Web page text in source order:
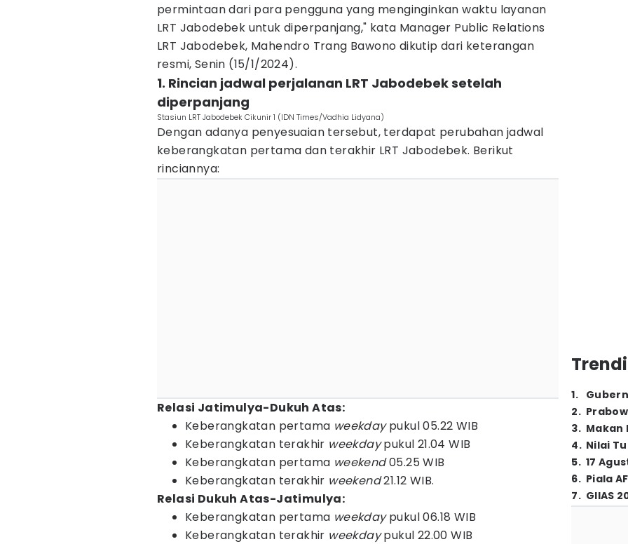
permintaan dari para pengguna yang menginginkan waktu layanan
LRT Jabodebek untuk diperpanjang," kata Manager Public Relations
LRT Jabodebek, Mahendro Trang Bawono dikutip dari keterangan
resmi, Senin (15/1/2024).
1. Rincian jadwal perjalanan LRT Jabodebek setelah
diperpanjang
Stasiun LRT Jabodebek Cikunir 1 (IDN Times/Vadhia Lidyana)
Dengan adanya penyesuaian tersebut, terdapat perubahan jadwal
keberangkatan pertama dan terakhir LRT Jabodebek. Berikut
rinciannya:
Relasi Jatimulya-Dukuh Atas:
Keberangkatan pertama weekdaypukul 05.22 WIB
Keberangkatan terakhir weekdaypukul 21.04 WIB
Keberangkatan pertama weekend05.25 WIB
Keberangkatan terakhir weekend21.12 WIB.
Relasi Dukuh Atas-Jatimulya:
Keberangkatan pertama weekdaypukul 06.18 WIB
Keberangkatan terakhir weekdaypukul 22.00 WIB
1.
2.
3. Makan
4. Nilai
5. 17
6. Piala
7. GIIAS